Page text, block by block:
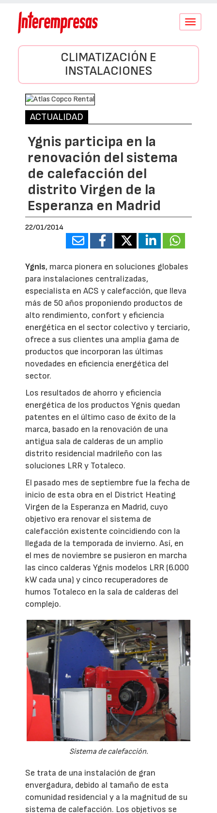
Conmutar
CLIMATIZACIÓN E
INSTALACIONES
ACTUALIDAD
Ygnis participa en la
renovación del sistema
de calefacción del
distrito Virgen de la
Esperanza en Madrid
22/01/2014
Ygnis, marca pionera en soluciones globales
para instalaciones centralizadas,
especialista en ACS y calefacción, que lleva
más de 50 años proponiendo productos de
alto rendimiento, confort y eficiencia
energética en el sector colectivo y terciario,
ofrece a sus clientes una amplia gama de
productos que incorporan las últimas
novedades en eficiencia energética del
sector.
Los resultados de ahorro y eficiencia
energética de los productos Ygnis quedan
patentes en el último caso de éxito de la
marca, basado en la renovación de una
antigua sala de calderas de un amplio
distrito residencial madrileño con las
soluciones LRR y Totaleco.
El pasado mes de septiembre fue la fecha de
inicio de esta obra en el District Heating
Virgen de la Esperanza en Madrid, cuyo
objetivo era renovar el sistema de
calefacción existente coincidiendo con la
llegada de la temporada de invierno. Así, en
el mes de noviembre se pusieron en marcha
las cinco calderas Ygnis modelos LRR (6.000
kW cada una) y cinco recuperadores de
humos Totaleco en la sala de calderas del
complejo.
Sistema de calefacción.
Se trata de una instalación de gran
envergadura, debido al tamaño de esta
comunidad residencial y a la magnitud de su
sistema de calefacción. Los objetivos se